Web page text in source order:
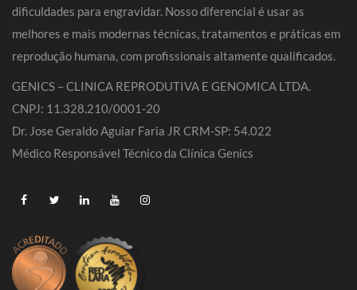
dificuldades para engravidar. Nosso diferencial é usar as
melhores e mais modernas técnicas, tratamentos e práticas em
reprodução humana, com profissionais altamente qualificados.
GENICS – CLINICA REPRODUTIVA E GENOMICA LTDA.
CNPJ: 11.328.210/0001-20
Dr. Jose Geraldo Aguiar Faria JR CRM-SP: 54.022
Médico Responsável Técnico da Clínica Genics